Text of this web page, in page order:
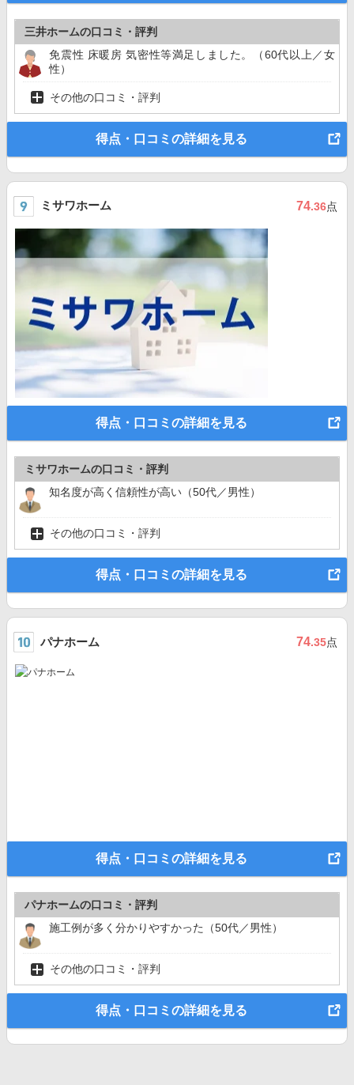
三井ホームの口コミ・評判
免震性 床暖房 気密性等満足しました。（60代以上／女
性）
その他の口コミ・評判
得点・口コミの詳細を見る
ミサワホーム 74.36点
得点・口コミの詳細を見る
ミサワホームの口コミ・評判
知名度が高く信頼性が高い（50代／男性）
その他の口コミ・評判
得点・口コミの詳細を見る
パナホーム 74.35点
得点・口コミの詳細を見る
パナホームの口コミ・評判
施工例が多く分かりやすかった（50代／男性）
その他の口コミ・評判
得点・口コミの詳細を見る